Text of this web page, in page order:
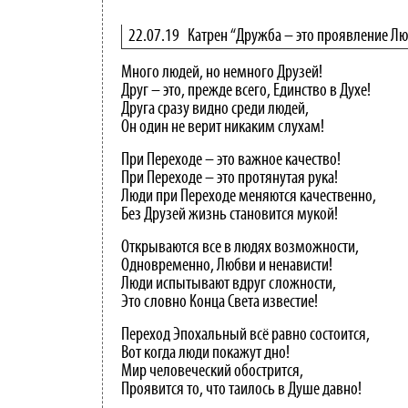
22.07.19 Катрен “Дружба – это проявление
Много людей, но немного Друзей!
Друг – это, прежде всего, Единство в Духе!
Друга сразу видно среди людей,
Он один не верит никаким слухам!
При Переходе – это важное качество!
При Переходе – это протянутая рука!
Люди при Переходе меняются качественно,
Без Друзей жизнь становится мукой!
Открываются все в людях возможности,
Одновременно, Любви и ненависти!
Люди испытывают вдруг сложности,
Это словно Конца Света известие!
Переход Эпохальный всё равно состоится,
Вот когда люди покажут дно!
Мир человеческий обострится,
Проявится то, что таилось в Душе давно!